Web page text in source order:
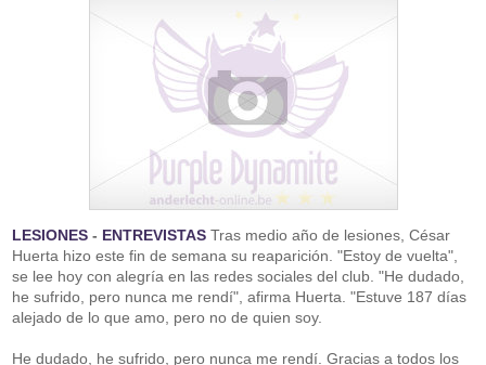
LESIONES - ENTREVISTAS Tras medio año de lesiones, César
Huerta hizo este fin de semana su reaparición. "Estoy de vuelta",
se lee hoy con alegría en las redes sociales del club. "He dudado,
he sufrido, pero nunca me rendí", afirma Huerta. "Estuve 187 días
alejado de lo que amo, pero no de quien soy.
He dudado, he sufrido, pero nunca me rendí. Gracias a todos los